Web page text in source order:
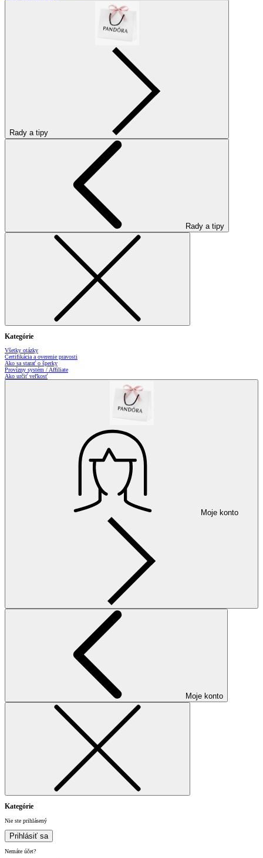
Rady a tipy
Rady a tipy
Kategórie
Všetky otázky
Certifikácia a overenie pravosti
Ako sa starať o šperky
Provízny systém / Affiliate
Ako určiť veľkosť
Moje konto
Moje konto
Kategórie
Nie ste prihlásený
Prihlásiť sa
Nemáte účet?